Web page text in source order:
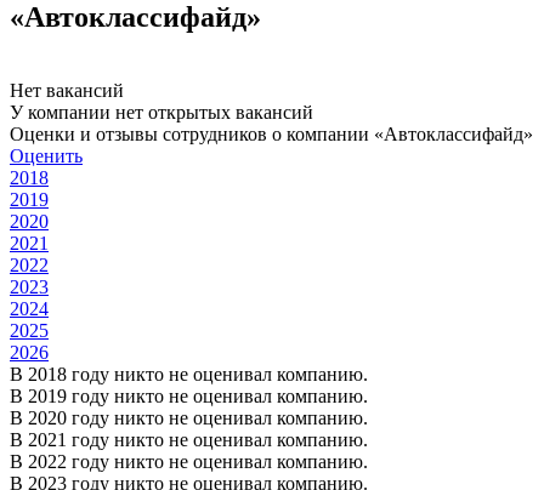
«Автоклассифайд»
Нет вакансий
У компании нет открытых вакансий
Оценки и отзывы сотрудников о компании «Автоклассифайд»
Оценить
2018
2019
2020
2021
2022
2023
2024
2025
2026
В 2018 году никто не оценивал компанию.
В 2019 году никто не оценивал компанию.
В 2020 году никто не оценивал компанию.
В 2021 году никто не оценивал компанию.
В 2022 году никто не оценивал компанию.
В 2023 году никто не оценивал компанию.